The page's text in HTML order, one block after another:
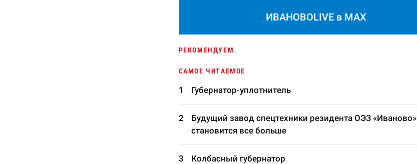
ИВАНОВОLIVE в MAX
РЕКОМЕНДУЕМ
САМОЕ ЧИТАЕМОЕ
Губернатор-уплотнитель
Будущий завод спецтехники резидента ОЭЗ «Иваново»
становится все больше
Колбасный губернатор